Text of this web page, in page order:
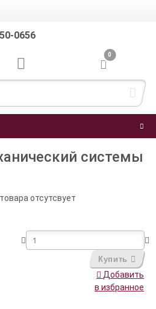
0656
0
системы
Купить
Добавить
в избранное